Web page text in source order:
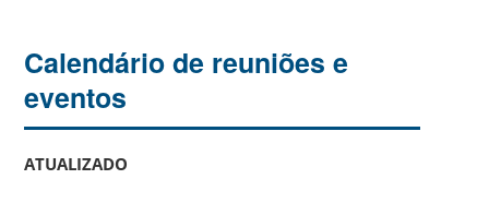
Calendário de reuniões e
eventos
ATUALIZADO